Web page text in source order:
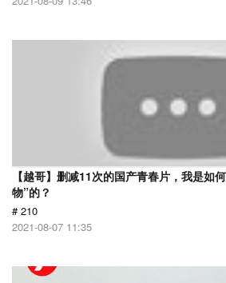
【越哥】删减11次的国产青春片，我是如
物”的？
# 210
2021-08-07 11:35